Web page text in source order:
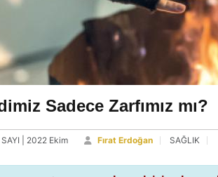
Sadece Zarfımız mı?
| 2022 Ekim Fırat Erdoğan SAĞLIK